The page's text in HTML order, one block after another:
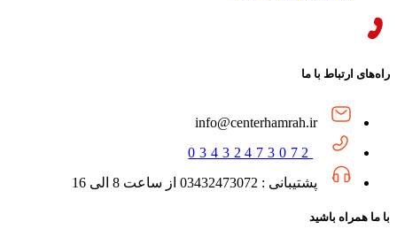
راه‌های ارتباط با ما
info@centerhamrah.ir
03432473072
پشتیبانی : 03432473072 از ساعت 8 الی 16
با ما همراه باشید